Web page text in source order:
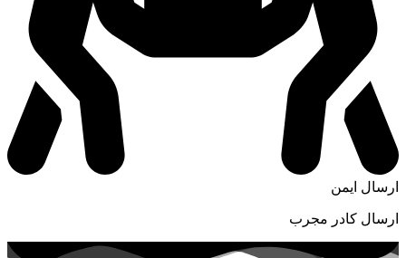
ارسال ایمن
ارسال کادر مجرب